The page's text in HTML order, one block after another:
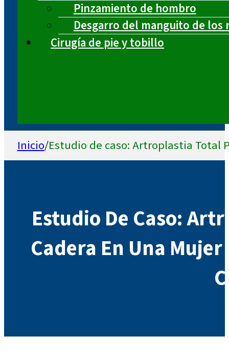
Pinzamiento de hombro
Desgarro del manguito de los
Cirugía de pie y tobillo
Inicio/Estudio de caso: Artroplastia Total
Estudio De Caso:
Cadera En Una